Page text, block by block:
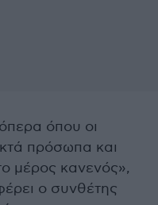
όπερα όπου οι
πρόσωπα και
μέρος κανενός»,
ο συνθέτης